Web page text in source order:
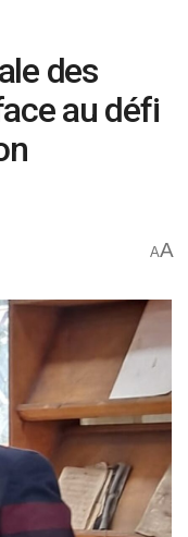
des
au défi
AA